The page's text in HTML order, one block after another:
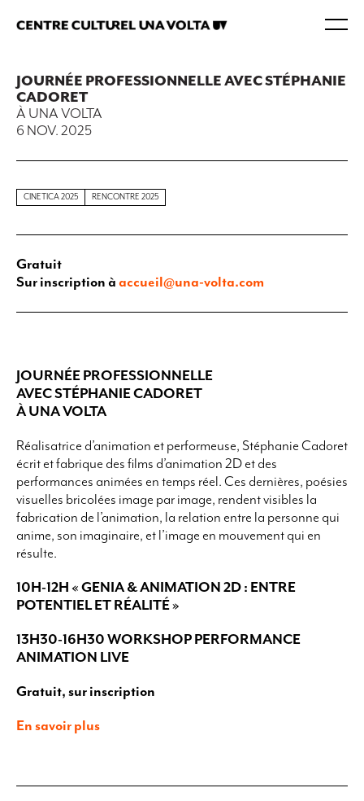
JOURNÉE PROFESSIONNELLE AVEC STÉPHANIE
CADORET
À UNA VOLTA
6 NOV. 2025
CINETICA 2025 RENCONTRE 2025
Gratuit
Sur inscription à accueil@una-volta.com
JOURNÉE PROFESSIONNELLE
AVEC STÉPHANIE CADORET
À UNA VOLTA
Réalisatrice d’animation et performeuse, Stéphanie Cadoret
écrit et fabrique des films d’animation 2D et des
performances animées en temps réel. Ces dernières, poésies
visuelles bricolées image par image, rendent visibles la
fabrication de l’animation, la relation entre la personne qui
anime, son imaginaire, et l’image en mouvement qui en
résulte.
10H-12H « GENIA & ANIMATION 2D : ENTRE
POTENTIEL ET RÉALITÉ »
13H30-16H30 WORKSHOP PERFORMANCE
ANIMATION LIVE
Gratuit, sur inscription
En savoir plus